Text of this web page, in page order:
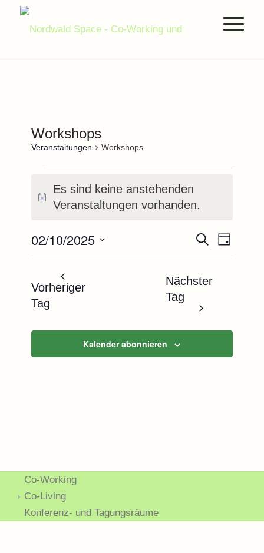
Workshops
Veranstaltungen Workshops
für
2.Oktober.2025
Hinweis
Es sind keine anstehenden
Veranstaltungen vorhanden.
Suche
Ansichten,
Navigation
Suche
Tag
02/10/2025
Datum
wählen.
Vorheriger
Tag
Nächster
Tag
Kalender abonnieren
Co-Working
Co-Living
Konferenz- und Tagungsräume